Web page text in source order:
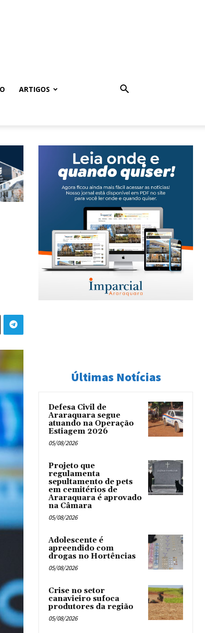
ARTIGOS
Últimas Notícias
Defesa Civil de
Araraquara segue
atuando na Operação
Estiagem 2026
05/08/2026
Projeto que
regulamenta
sepultamento de pets
em cemitérios de
Araraquara é aprovado
na Câmara
05/08/2026
Adolescente é
apreendido com
drogas no Hortências ‎
05/08/2026
Crise no setor
canavieiro sufoca
produtores da região
05/08/2026